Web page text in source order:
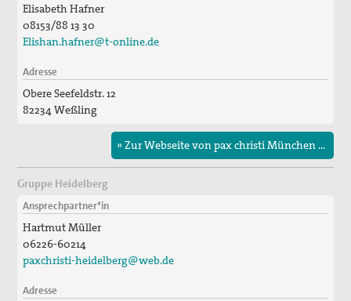
Elisabeth Hafner
08153/88 13 30
Elishan.hafner@t-online.de
Adresse
Obere Seefeldstr. 12
82234 Weßling
» Zur Webseite von pax christi München & Freising
Gruppe Heidelberg
Ansprechpartner*in
Hartmut Müller
06226-60214
paxchristi-heidelberg@web.de
Adresse